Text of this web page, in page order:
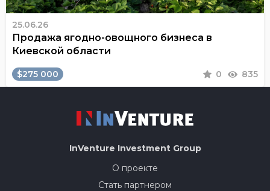
25.06.26
Продажа ягодно-овощного бизнеса в
Киевской области
$275 000 0 835
InVenture Investment Group
О проекте
Стать партнером